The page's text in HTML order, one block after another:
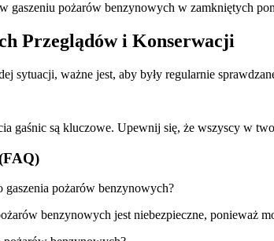
gaszeniu pożarów benzynowych w zamkniętych
Przeglądów i Konserwacji
sytuacji, ważne jest, aby były regularnie
gaśnic są kluczowe. Upewnij się, że wszyscy w
pożarów benzynowych?
benzynowych jest niebezpieczne, ponieważ